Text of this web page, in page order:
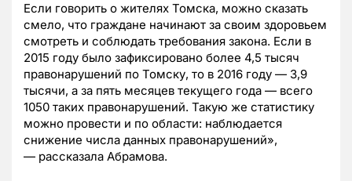
Если говорить о жителях Томска, можно сказать
смело, что граждане начинают за своим здоровьем
смотреть и соблюдать требования закона. Если в
2015 году было зафиксировано более 4,5 тысяч
правонарушений по Томску, то в 2016 году — 3,9
тысячи, а за пять месяцев текущего года — всего
1050 таких правонарушений. Такую же статистику
можно провести и по области: наблюдается
снижение числа данных правонарушений»,
— рассказала Абрамова.